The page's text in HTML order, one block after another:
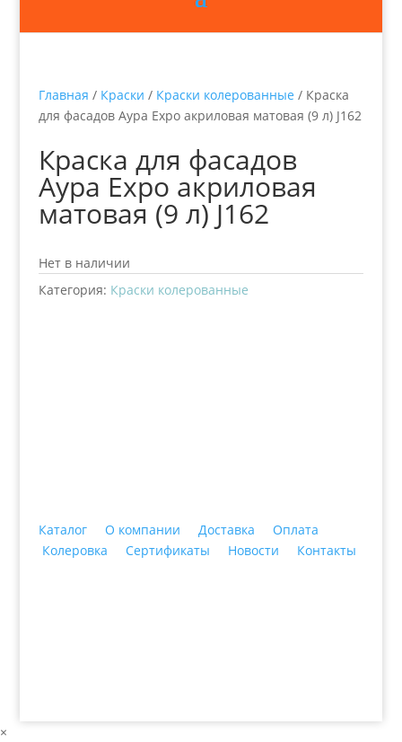
Главная / Краски / Краски колерованные / Краска
для фасадов Аура Expo акриловая матовая (9 л) J162
Краска для фасадов
Аура Expo акриловая
матовая (9 л) J162
Нет в наличии
Категория: Краски колерованные
Каталог О компании Доставка
Оплата
Колеровка
Сертификаты Новости Контакты
×